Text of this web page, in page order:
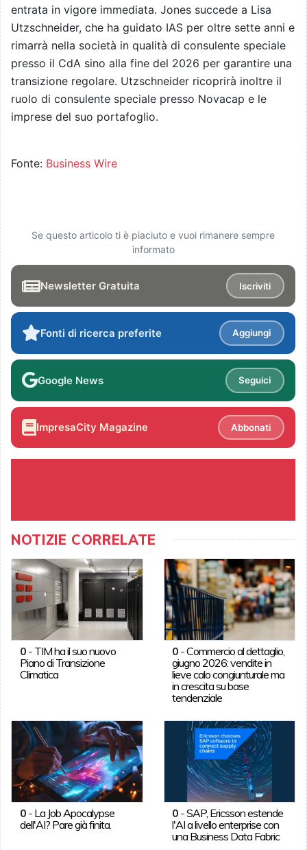
entrata in vigore immediata. Jones succede a Lisa
Utzschneider, che ha guidato IAS per oltre sette anni e
rimarrà nella società in qualità di consulente speciale
presso il CdA sino alla fine del 2026 per garantire una
transizione regolare. Utzschneider ricoprirà inoltre il
ruolo di consulente speciale presso Novacap e le
imprese del suo portafoglio.
Fonte: Business Wire
Se questo articolo ti è piaciuto e vuoi rimanere sempre
informato
Newsletter Gratuita Iscriviti
Fonti di ricerca preferite Aggiungi
Google News Seguici
ImpresaCity Magazine Abbonati
NOTIZIE CORRELATE
0- TIM ha il suo nuovo
Piano di Transizione
Climatica
0 -Commercio al dettaglio,
giugno 2026: vendite in
lieve calo congiunturale ma
in crescita su base
tendenziale
0- La Job Apocalypse
dell'AI? Pare già finita.
0 -SAP, Ericsson estende
l'AI a livello enterprise con
una Business Data Fabric